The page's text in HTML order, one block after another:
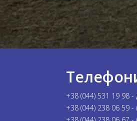
+38 (044) 531 19 98
+38 (044) 238 06 59 -